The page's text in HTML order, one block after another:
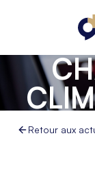
Retour aux